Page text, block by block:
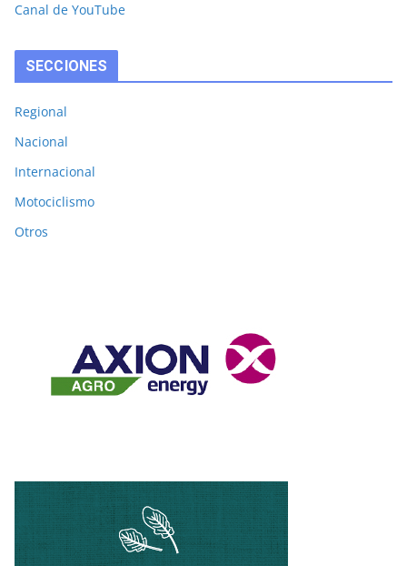
Canal de YouTube
SECCIONES
Regional
Nacional
Internacional
Motociclismo
Otros